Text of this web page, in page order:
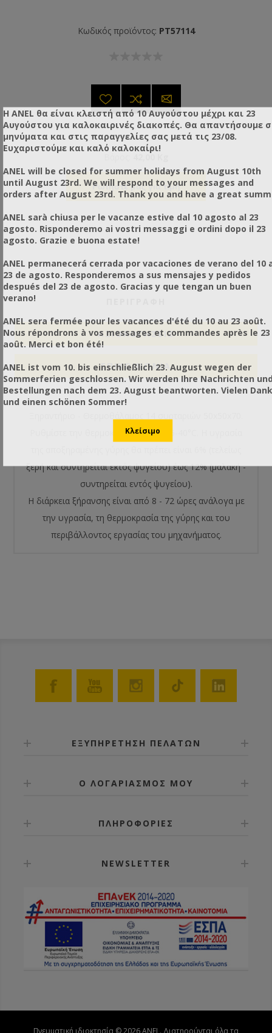
Κωδικός προϊόντος: PT57114
42,00 Kg
Ρωτήστε μας για τιμή
ΑΞΙΟΛΟΓΉΣΕΙΣ
ΕΠΙΚΟΙΝΩΝΙΑ
Ρυθμίστε την θερμοκρασία στους 35-40°C. Η υγρασία
ξερή και συντηρείται εκτός ψυγείου) έως 12% (μαλακή -
συντηρείται εντός ψυγείου).
Η διάρκεια ξήρανσης είναι από 8 - 72 ώρες ανάλογα με
την υγρασία, τη θερμοκρασία της γύρης και του
περιβάλλοντος εργασίας του μηχανήματος.
ΕΞΥΠΗΡΕΤΗΣΗ ΠΕΛΑΤΩΝ
Ο ΛΟΓΑΡΙΑΣΜΟΣ ΜΟΥ
ΠΛΗΡΟΦΟΡΙΕΣ
NEWSLETTER
Η ANEL θα είναι κλειστή από 10 Αυγούστου μέχρι και 23
Αυγούστου για καλοκαιρινές διακοπές. Θα απαντήσουμε
μηνύματα και στις παραγγελίες σας μετά τις 23/08.
Ευχαριστούμε και καλό καλοκαίρι!
ANEL will be closed for summer holidays from August 10th
until August 23rd. We will respond to your messages and
orders after August 23rd. Thank you and have a great
ANEL sarà chiusa per le vacanze estive dal 10 agosto al 23
agosto. Risponderemo ai vostri messaggi e ordini dopo il 23
agosto. Grazie e buona estate!
ANEL permanecerá cerrada por vacaciones de verano del 10
23 de agosto. Responderemos a sus mensajes y pedidos
después del 23 de agosto. Gracias y que tengan un buen
verano!
ANEL sera fermée pour les vacances d'été du 10 au 23 août.
Nous répondrons à vos messages et commandes après le 23
août. Merci et bon été!
ANEL ist vom 10. bis einschließlich 23. August wegen der
Sommerferien geschlossen. Wir werden Ihre Nachrichten
Bestellungen nach dem 23. August beantworten. Vielen Dank
und einen schönen Sommer!